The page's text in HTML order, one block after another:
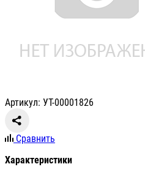
Артикул: УТ-00001826
Сравнить
Характеристики